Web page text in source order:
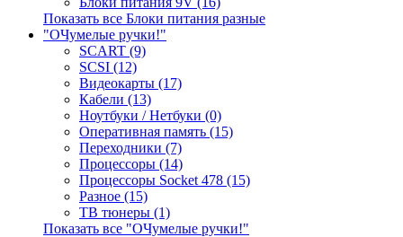
Показать все Блоки питания разные
"ОЧумелые ручки!"
SCART (9)
SCSI (12)
Видеокарты (17)
Кабели (13)
Ноутбуки / Нетбуки (0)
Оперативная память (15)
Переходники (7)
Процессоры (14)
Процессоры Socket 478 (15)
Разное (15)
ТВ тюнеры (1)
Показать все "ОЧумелые ручки!"